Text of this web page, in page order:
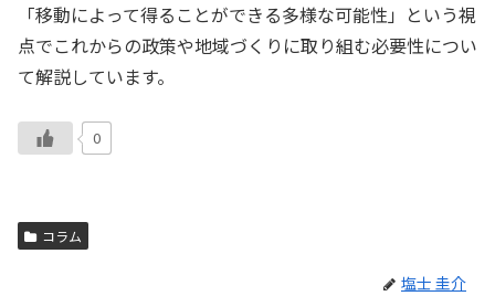
「移動によって得ることができる多様な可能性」という視
点でこれからの政策や地域づくりに取り組む必要性につい
て解説しています。
0
コラム
塩士 圭介